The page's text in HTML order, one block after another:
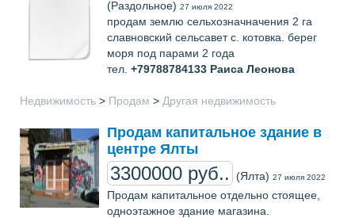
(Раздольное) 27 июля 2022
продам землю сельхозначначения 2 га
славновский сельсавет с. котовка. берег
моря под парами 2 года
тел. +79788784133 Раиса Леонова
Недвижимость > Продам > Другая недвижимость
Продам капитальное здание в
центре Ялты
3300000 руб.. (Ялта) 27 июля 2022
Продам капитальное отдельно стоящее,
одноэтажное здание магазина.